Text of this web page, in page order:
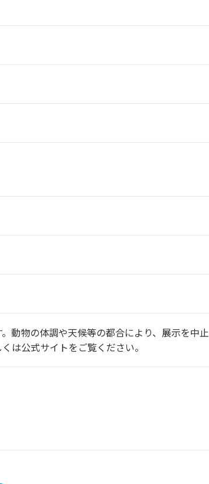
動物の体調や天候等の都合により、展示を中止
は公式サイトをご覧ください。